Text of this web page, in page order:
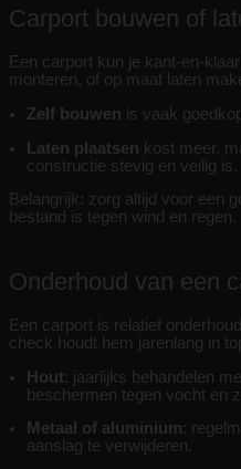
Carport bouwen of
Een carport kun je kant-en-
monteren, of op maat laten
Zelf bouwen is vaak
Laten plaatsen kost meer,
constructie stevig en veilig is.
Belangrijk: zorg altijd voor een
bestand is tegen wind en regen.
Onderhoud van een
Een carport is relatief
check houdt hem jarenlang in
Hout: jaarlijks behandelen
beschermen tegen vocht en
Metaal of aluminium:
aanslag te verwijderen.